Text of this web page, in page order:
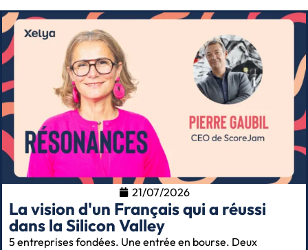
21/07/2026
La vision d'un Français qui a réussi
dans la Silicon Valley
5 entreprises fondées. Une entrée en bourse. Deux